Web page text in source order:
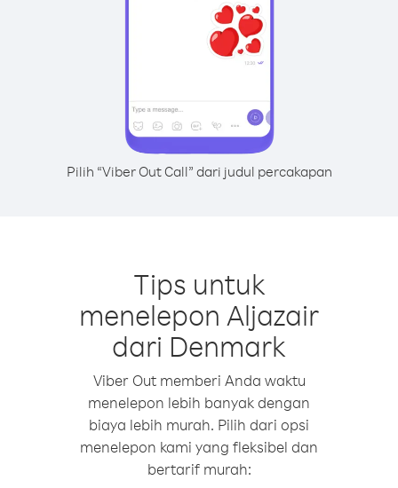
Pilih “Viber Out Call” dari judul percakapan
Tips untuk
menelepon Aljazair
dari Denmark
Viber Out memberi Anda waktu
menelepon lebih banyak dengan
biaya lebih murah. Pilih dari opsi
menelepon kami yang fleksibel dan
bertarif murah: